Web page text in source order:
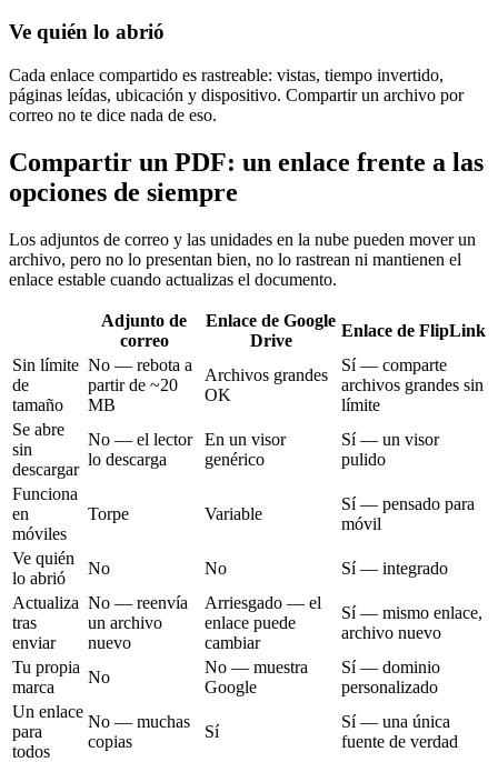
Ve quién lo abrió
Cada enlace compartido es rastreable: vistas, tiempo invertido,
páginas leídas, ubicación y dispositivo. Compartir un archivo por
correo no te dice nada de eso.
Compartir un PDF: un enlace frente a las
opciones de siempre
Los adjuntos de correo y las unidades en la nube pueden mover un
archivo, pero no lo presentan bien, no lo rastrean ni mantienen el
enlace estable cuando actualizas el documento.
Adjunto de
correo
Enlace de Google
Drive
Enlace de FlipLink
Sin límite
de
tamaño
No — rebota a
partir de ~20
MB
Archivos grandes
OK
Sí — comparte
archivos grandes sin
límite
Se abre
sin
descargar
No — el lector
lo descarga
En un visor
genérico
Sí — un visor
pulido
Funciona
en
móviles
Torpe Variable
Sí — pensado para
móvil
Ve quién
lo abrió
No No
Sí — integrado
Actualiza
tras
enviar
No — reenvía
un archivo
nuevo
Arriesgado — el
enlace puede
cambiar
Sí — mismo enlace,
archivo nuevo
Tu propia
marca
No
No — muestra
Google
Sí — dominio
personalizado
Un enlace
para
todos
No — muchas
copias
Sí
Sí — una única
fuente de verdad